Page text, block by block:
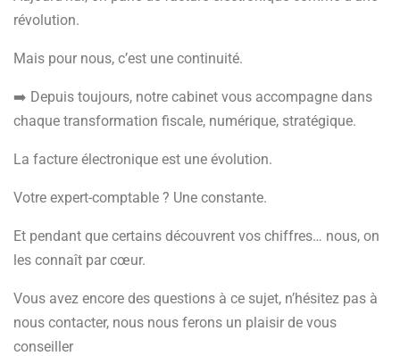
révolution.
Mais pour nous, c’est une continuité.
➡️ Depuis toujours, notre cabinet vous accompagne dans
chaque transformation fiscale, numérique, stratégique.
La facture électronique est une évolution.
Votre expert-comptable ? Une constante.
Et pendant que certains découvrent vos chiffres… nous, on
les connaît par cœur.
Vous avez encore des questions à ce sujet, n’hésitez pas à
nous contacter, nous nous ferons un plaisir de vous
conseiller